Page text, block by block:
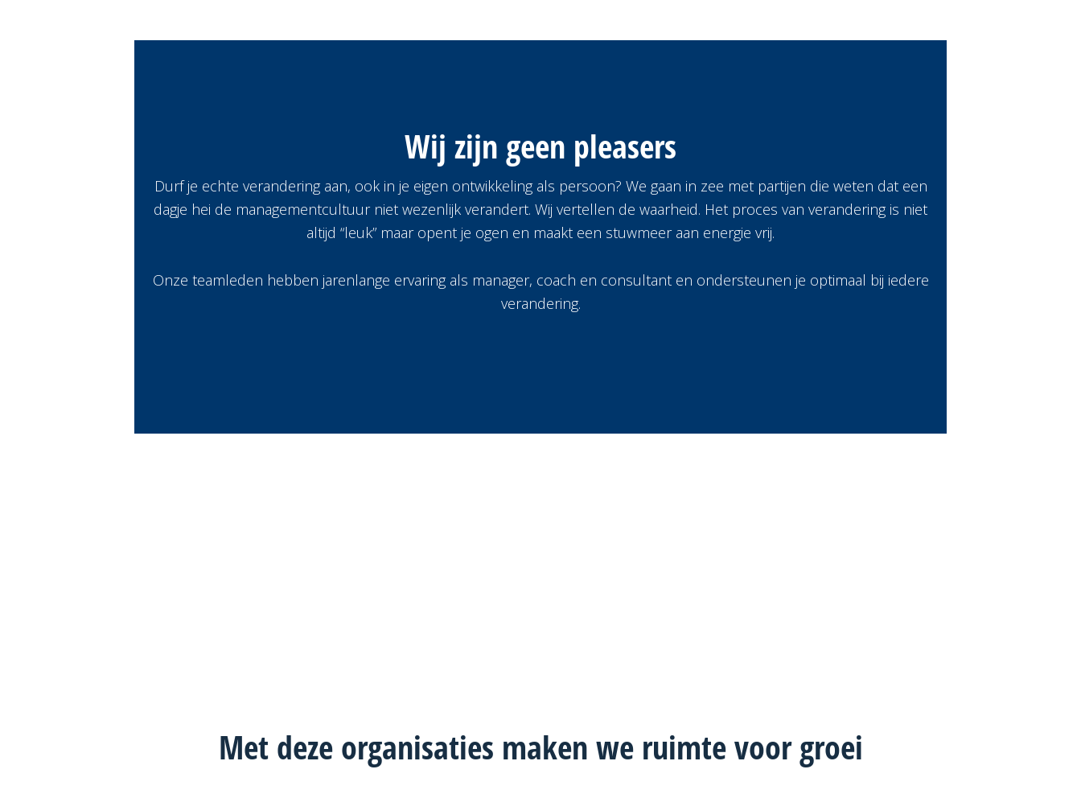
Wij zijn geen pleasers
Durf je echte verandering aan, ook in je eigen ontwikkeling als persoon? We gaan in zee met partijen die weten dat een
dagje hei de managementcultuur niet wezenlijk verandert. Wij vertellen de waarheid. Het proces van verandering is niet
altijd “leuk” maar opent je ogen en maakt een stuwmeer aan energie vrij.
Onze teamleden hebben jarenlange ervaring als manager, coach en consultant en ondersteunen je optimaal bij iedere
verandering.
Met deze organisaties maken we ruimte voor groei